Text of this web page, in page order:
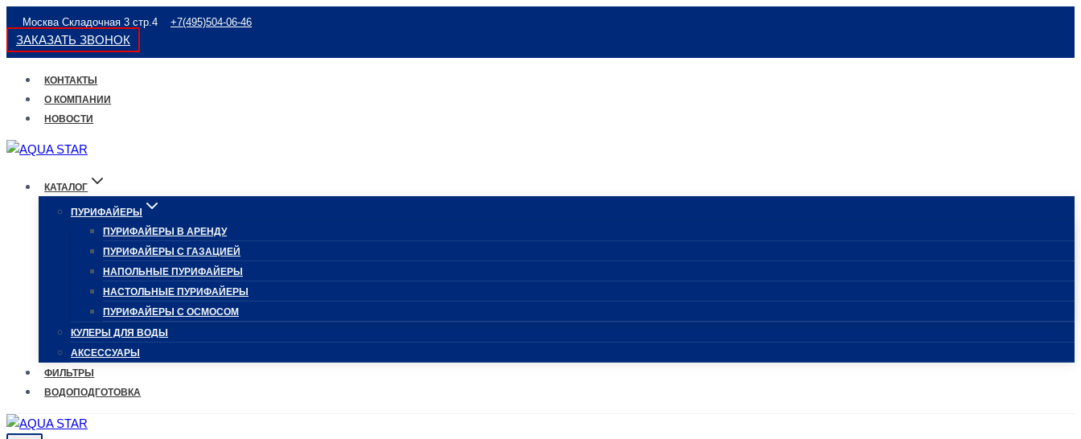
Перейти
содержимому
Москва Складочная 3 стр.4 +7(495)504-06-46
ЗАКАЗАТЬ ЗВОНОК
КОНТАКТЫ
О КОМПАНИИ
НОВОСТИ
КАТАЛОГ
ПУРИФАЙЕРЫ
ПУРИФАЙЕРЫ В АРЕНДУ
ПУРИФАЙЕРЫ С ГАЗАЦИЕЙ
НАПОЛЬНЫЕ ПУРИФАЙЕРЫ
НАСТОЛЬНЫЕ ПУРИФАЙЕРЫ
ПУРИФАЙЕРЫ С ОСМОСОМ
КУЛЕРЫ ДЛЯ ВОДЫ
АКСЕССУАРЫ
ФИЛЬТРЫ
ВОДОПОДГОТОВКА